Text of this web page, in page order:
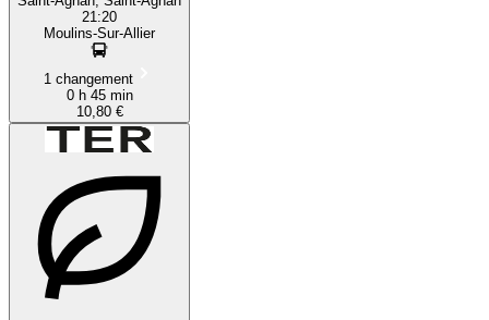
21:20
Moulins-Sur-Allier
1 changement
0 h 45 min
10,80 €